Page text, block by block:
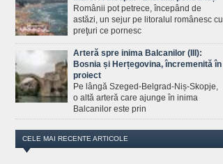
Românii pot petrece, începând de
astăzi, un sejur pe litoralul românesc cu
preţuri ce pornesc
Arteră spre inima Balcanilor (III):
Bosnia și Herțegovina, încremenită în
proiect
Pe lângă Szeged-Belgrad-Niș-Skopje,
o altă arteră care ajunge în inima
Balcanilor este prin
CELE MAI RECENTE ARTICOLE